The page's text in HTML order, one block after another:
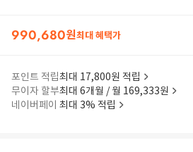
990,680원최대 혜택가
포인트 적립최대 17,800원 적립
무이자 할부최대 6개월 / 월 169,333원
네이버페이 최대 3% 적립